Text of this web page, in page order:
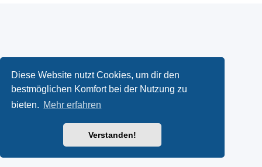
Diese Website nutzt Cookies, um dir den
bestmöglichen Komfort bei der Nutzung zu
bieten. Mehr erfahren
Verstanden!